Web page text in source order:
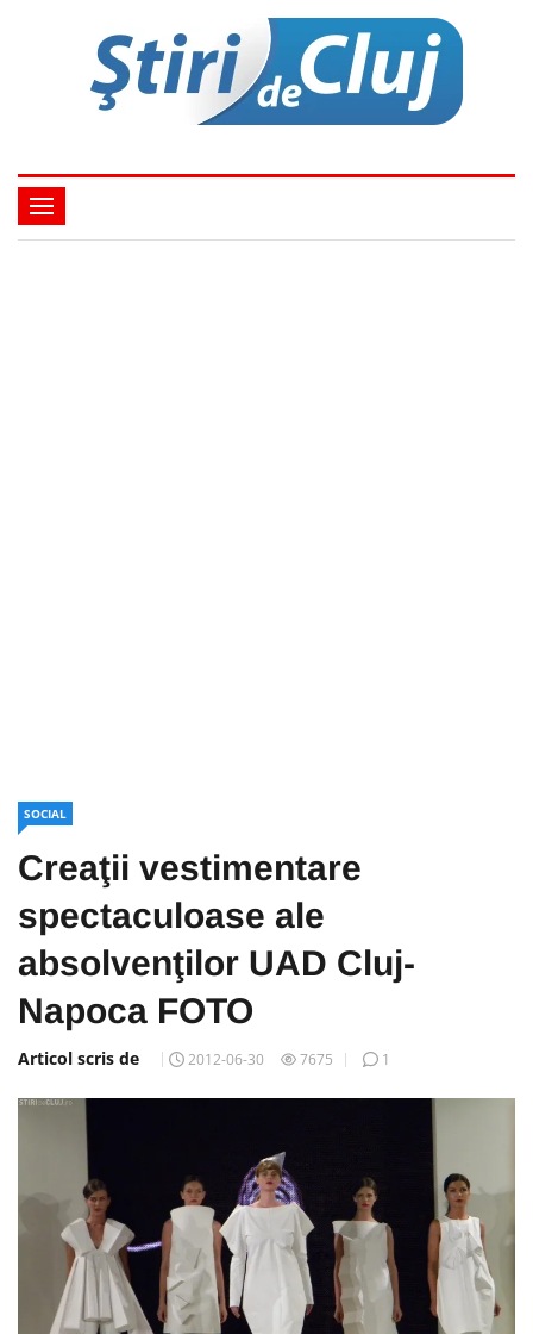
SOCIAL
Creaţii vestimentare
spectaculoase ale
absolvenţilor UAD Cluj-
Napoca FOTO
Articol scris de 2012-06-30 7675 1